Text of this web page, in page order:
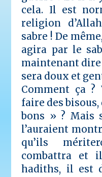
cela. Il est
religion
sabre ! De
agira par le
maintenant dire
sera doux et
Comment ça ?
faire des
bons » ? Mais
l’auraient
qu’ils
combattra et
hadiths, il est